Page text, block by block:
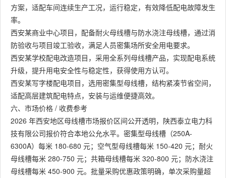
方案，适配车间连续生产工况，运行稳定，有效降低配电故障发生
率。
西安某商业中心项目，配备耐火母线槽与防水浇注母线槽，通过消
防验收与项目竣工验收，满足人员密集场所安全用电要求。
西安某学校配电改造项目，采用全系列母线槽产品，实现配电系统
升级，提升用电安全性与稳定性，获得使用方认可。
西安某写字楼配电项目，选用密集型母线槽，结构紧凑节省空间，
适配高层建筑配电特点，安装与运维便捷高效。
六、市场价格 / 收费参考
2026 年西安地区母线槽市场报价区间公开透明，陕西泰立电力科
技有限公司报价符合本地公允水平。密集型母线槽（250A-
6300A）每米 180-680 元；空气型母线槽每米 150-420 元；耐火
母线槽每米 280-750 元；共箱母线槽每米 320-800 元；防水浇注
母线槽每米 450-900 元。批量采购优惠政策明确，单次采购量超